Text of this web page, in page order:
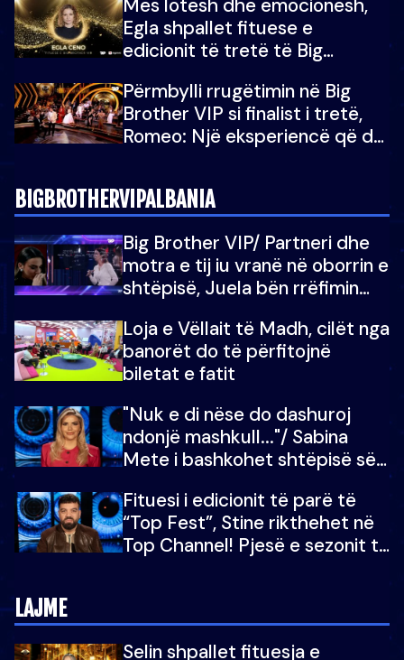
Mes lotësh dhe emocionesh,
Egla shpallet fituese e
edicionit të tretë të Big
Përmbylli rrugëtimin në Big
Brother VIP si finalist i tretë,
Romeo: Një eksperiencë që do
BIGBROTHERVIPALBANIA
Big Brother VIP/ Partneri dhe
motra e tij iu vranë në oborrin e
shtëpisë, Juela bën rrëfimin
do të martoheshim, por zemra
mu copëtua
Loja e Vëllait të Madh, cilët nga
banorët do të përfitojnë
biletat e fatit
"Nuk e di nëse do dashuroj
ndonjë mashkull..."/ Sabina
Mete i bashkohet shtëpisë së
për në fund!
Fituesi i edicionit të parë të
“Top Fest”, Stine rikthehet në
Top Channel! Pjesë e sezonit të
LAJME
Selin shpallet fituesja e